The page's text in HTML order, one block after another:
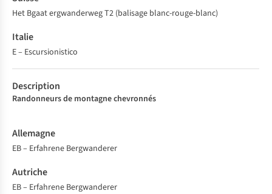
Het Bgaat ergwanderweg T2 (balisage blanc-rouge-blanc)
E – Escursionistico
Randonneurs de montagne chevronnés
EB – Erfahrene Bergwanderer
EB – Erfahrene Bergwanderer